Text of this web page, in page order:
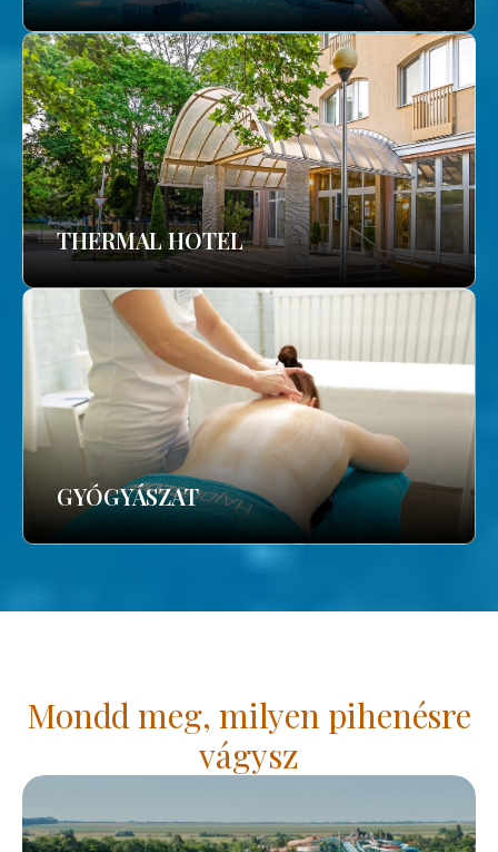
THERMAL HOTEL
GYÓGYÁSZAT
Mondd meg, milyen pihenésre
vágysz